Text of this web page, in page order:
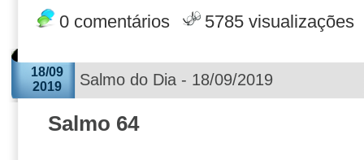
0 comentários 5785 visualizações
18/09
2019
Salmo do Dia - 18/09/2019
Salmo 64